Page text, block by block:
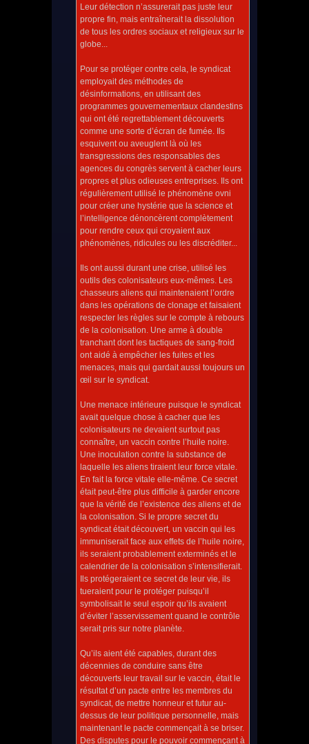
Leur détection n’assurerait pas juste leur
propre fin, mais entraînerait la dissolution
de tous les ordres sociaux et religieux sur le
globe...
Pour se protéger contre cela, le syndicat
employait des méthodes de
désinformations, en utilisant des
programmes gouvernementaux clandestins
qui ont été regrettablement découverts
comme une sorte d’écran de fumée. Ils
esquivent ou aveuglent là où les
transgressions des responsables des
agences du congrès servent à cacher leurs
propres et plus odieuses entreprises. Ils ont
régulièrement utilisé le phénomène ovni
pour créer une hystérie que la science et
l’intelligence dénoncèrent complètement
pour rendre ceux qui croyaient aux
phénomènes, ridicules ou les discréditer...
Ils ont aussi durant une crise, utilisé les
outils des colonisateurs eux-mêmes. Les
chasseurs aliens qui maintenaient l’ordre
dans les opérations de clonage et faisaient
respecter les règles sur le compte à rebours
de la colonisation. Une arme à double
tranchant dont les tactiques de sang-froid
ont aidé à empêcher les fuites et les
menaces, mais qui gardait aussi toujours un
œil sur le syndicat.
Une menace intérieure puisque le syndicat
avait quelque chose à cacher que les
colonisateurs ne devaient surtout pas
connaître, un vaccin contre l’huile noire.
Une inoculation contre la substance de
laquelle les aliens tiraient leur force vitale.
En fait la force vitale elle-même. Ce secret
était peut-être plus difficile à garder encore
que la vérité de l’existence des aliens et de
la colonisation. Si le propre secret du
syndicat était découvert, un vaccin qui les
immuniserait face aux effets de l’huile noire,
ils seraient probablement exterminés et le
calendrier de la colonisation s’intensifierait.
Ils protégeraient ce secret de leur vie, ils
tueraient pour le protéger puisqu’il
symbolisait le seul espoir qu’ils avaient
d’éviter l’asservissement quand le contrôle
serait pris sur notre planète.
Qu’ils aient été capables, durant des
décennies de conduire sans être
découverts leur travail sur le vaccin, était le
résultat d’un pacte entre les membres du
syndicat, de mettre honneur et futur au-
dessus de leur politique personnelle, mais
maintenant le pacte commençait à se briser.
Des disputes pour le pouvoir commençant à